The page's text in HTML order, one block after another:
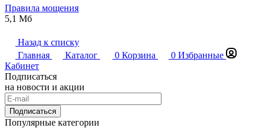
Правила мощения
5,1 Мб
Назад к списку
Главная
Каталог 0 Корзина 0 Избранные
Кабинет
Подписаться
на новости и акции
Подписаться
Популярные категории